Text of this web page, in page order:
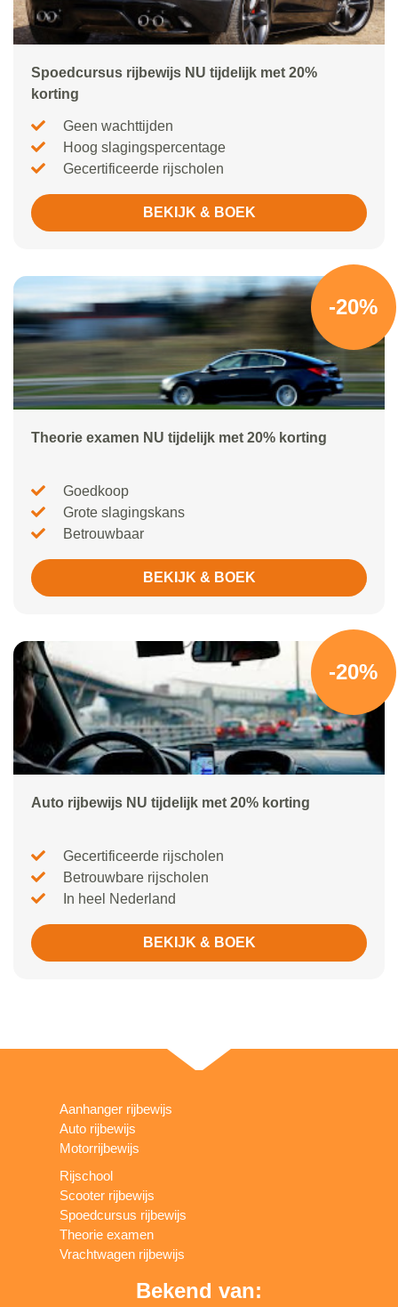
Spoedcursus rijbewijs NU tijdelijk met 20%
korting
Geen wachttijden
Hoog slagingspercentage
Gecertificeerde rijscholen
BEKIJK & BOEK
-20%
Theorie examen NU tijdelijk met 20% korting
Goedkoop
Grote slagingskans
Betrouwbaar
BEKIJK & BOEK
-20%
Auto rijbewijs NU tijdelijk met 20% korting
Gecertificeerde rijscholen
Betrouwbare rijscholen
In heel Nederland
BEKIJK & BOEK
Aanhanger rijbewijs
Auto rijbewijs
Motorrijbewijs
Rijschool
Scooter rijbewijs
Spoedcursus rijbewijs
Theorie examen
Vrachtwagen rijbewijs
Bekend van: